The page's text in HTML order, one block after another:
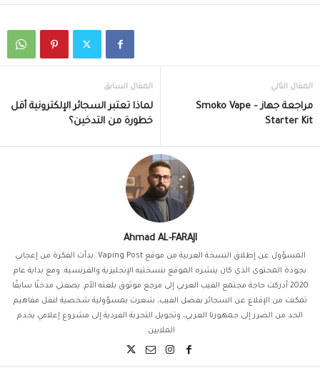
المقال السابق
لماذا تعتبر السجائر الإلكترونية أقل
خطورة من التدخين؟
المقال التالي
مراجعة جهاز – Smoko Vape
Starter Kit
Ahmad AL-FARAJI
المسؤول عن إطلاق النسخة العربية من موقع Vaping Post. بدأت الفكرة من إعجابي
بجودة المحتوى الذي كان ينشره الموقع بنسختيه الإنجليزية والفرنسية. ومع بداية عام
2020 أدركت حاجة مجتمع الفيب العربي إلى مرجع موثوق بلغته الأم. بصفتي مدخنًا سابقًا
تمكنت من الإقلاع عن السجائر بفضل الفيب، شعرت بمسؤولية شخصية لنقل مفاهيم
الحد من الضرر إلى جمهورنا العربي، وتحويل التجربة الفردية إلى مشروع إعلامي يخدم
الملايين.